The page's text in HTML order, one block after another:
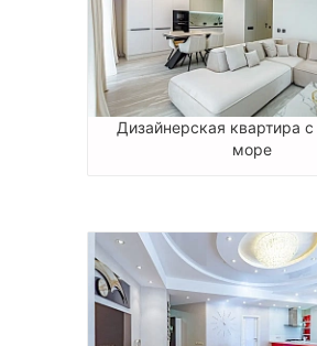
Дизайнерская квартира
море